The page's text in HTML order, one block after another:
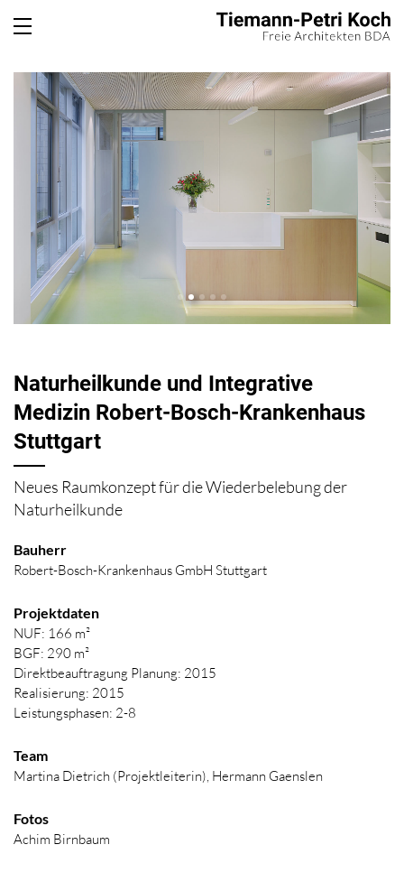
Please select a page template in page properties.
Naturheilkunde und Integrative
Medizin Robert-Bosch-Krankenhaus
Stuttgart
Neues Raumkonzept für die Wiederbelebung der
Naturheilkunde
Bauherr
Robert-Bosch-Krankenhaus GmbH Stuttgart
Projektdaten
NUF: 166 m²
BGF: 290 m²
Direktbeauftragung Planung: 2015
Realisierung: 2015
Leistungsphasen: 2-8
Team
Martina Dietrich (Projektleiterin), Hermann Gaenslen
Fotos
Achim Birnbaum